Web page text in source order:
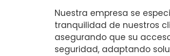
Nuestra empresa se
tranquilidad de nuestros
asegurando que su
seguridad, adaptando